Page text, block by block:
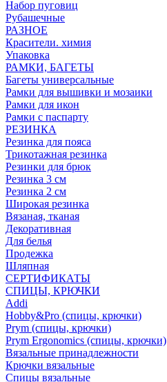
Набор пуговиц
Рубашечные
РАЗНОЕ
Красители. химия
Упаковка
РАМКИ, БАГЕТЫ
Багеты универсальные
Рамки для вышивки и мозаики
Рамки для икон
Рамки с паспарту
РЕЗИНКА
Резинка для пояса
Трикотажная резинка
Резинки для брюк
Резинка 3 см
Резинка 2 см
Широкая резинка
Вязаная, тканая
Декоративная
Для белья
Продежка
Шляпная
СЕРТИФИКАТЫ
СПИЦЫ, КРЮЧКИ
Addi
Hobby&Pro (спицы, крючки)
Prym (спицы, крючки)
Prym Ergonomics (спицы, крючки)
Вязальные принадлежности
Крючки вязальные
Спицы вязальные